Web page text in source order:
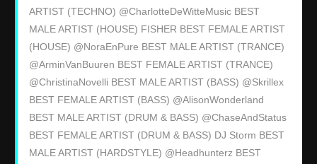
ARTIST (TECHNO) @CharlotteDeWitteMusic BEST
MALE ARTIST (HOUSE) FISHER BEST FEMALE ARTIST
(HOUSE) @NoraEnPure BEST MALE ARTIST (TRANCE)
@ArminVanBuuren BEST FEMALE ARTIST (TRANCE)
@ChristinaNovelli BEST MALE ARTIST (BASS) @Skrillex
BEST FEMALE ARTIST (BASS) @AlisonWonderland
BEST MALE ARTIST (DRUM & BASS) @ChaseAndStatus
BEST FEMALE ARTIST (DRUM & BASS) DJ Storm BEST
MALE ARTIST (HARDSTYLE) @Headhunterz BEST